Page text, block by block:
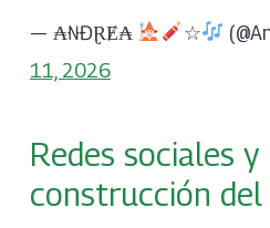
— ₳₦ĐⱤɆ₳ ☆
11, 2026
Redes sociales y
construcción